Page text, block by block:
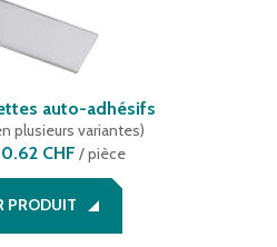
auto-adhésifs
plusieurs variantes)
0.62 CHF / pièce
PRODUIT